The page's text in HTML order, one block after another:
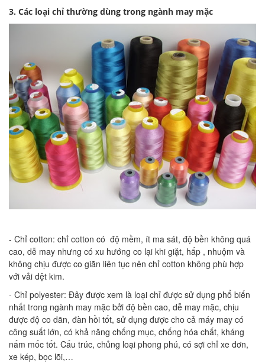
3. Các loại chỉ thường dùng trong ngành may mặc
- Chỉ cotton: chỉ cotton có độ mềm, ít ma sát, độ bền không quá
cao, dễ may nhưng có xu hướng co lại khi giặt, hấp , nhuộm và
không chịu được co giãn liên tục nên chỉ cotton không phù hợp
với vải dệt kim.
- Chỉ polyester: Đây được xem là loại chỉ được sử dụng phổ biến
nhất trong ngành may mặc bởi độ bền cao, dễ may mặc, chịu
được độ co dãn, đàn hồi tốt, sử dụng được cho cả máy may có
công suất lớn, có khả năng chống mục, chống hóa chất, kháng
nấm mốc tốt. Cấu trúc, chủng loại phong phú, có sợi chỉ xe đơn,
xe kép, bọc lõi,…